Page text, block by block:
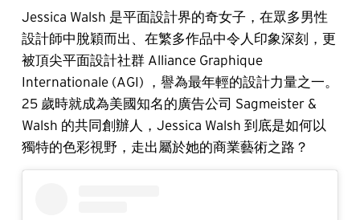
Jessica Walsh 是平面設計界的奇女子，在眾多男性
設計師中脫穎而出、在繁多作品中令人印象深刻，更
被頂尖平面設計社群 Alliance Graphique
Internationale (AGI) ，譽為最年輕的設計力量之一。
25 歲時就成為美國知名的廣告公司 Sagmeister &
Walsh 的共同創辦人，Jessica Walsh 到底是如何以
獨特的色彩視野，走出屬於她的商業藝術之路？